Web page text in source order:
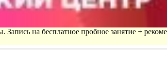
на бесплатное пробное занятие +